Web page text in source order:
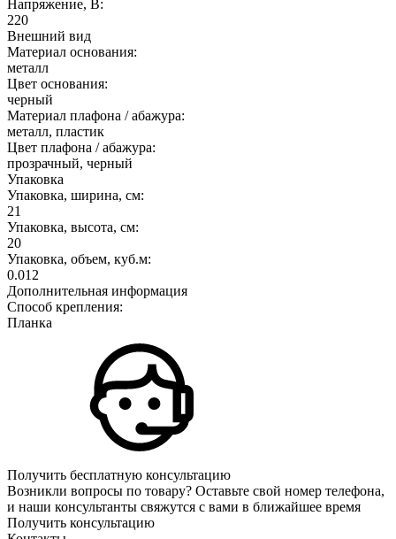
Напряжение, В:
220
Внешний вид
Материал основания:
металл
Цвет основания:
черный
Материал плафона / абажура:
металл, пластик
Цвет плафона / абажура:
прозрачный, черный
Упаковка
Упаковка, ширина, см:
21
Упаковка, высота, см:
20
Упаковка, объем, куб.м:
0.012
Дополнительная информация
Способ крепления:
Планка
Получить бесплатную консультацию
Возникли вопросы по товару? Оставьте свой номер телефона,
и наши консультанты свяжутся с вами в ближайшее время
Получить консультацию